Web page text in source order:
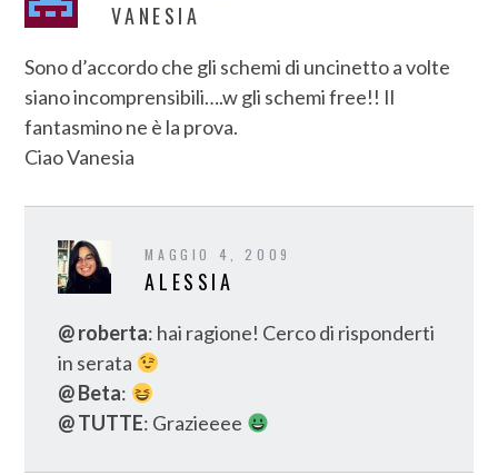
VANESIA
Sono d’accordo che gli schemi di uncinetto a volte
siano incomprensibili….w gli schemi free!! Il
fantasmino ne è la prova.
Ciao Vanesia
MAGGIO 4, 2009
ALESSIA
@ roberta: hai ragione! Cerco di risponderti
in serata
@ Beta:
@ TUTTE: Grazieeee